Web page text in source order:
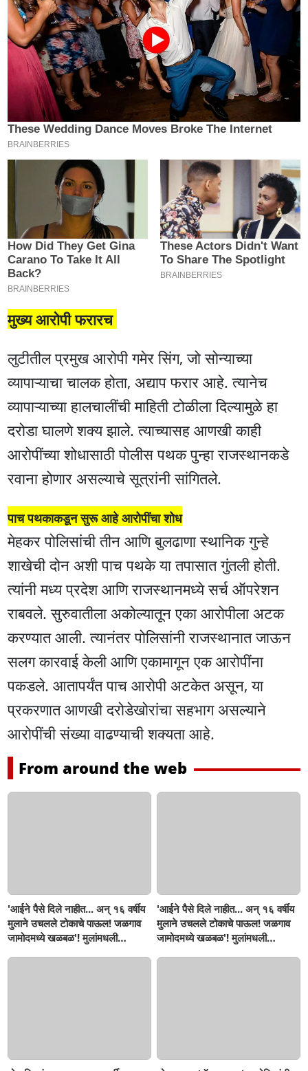
मुख्य आरोपी फरारच
लुटीतील प्रमुख आरोपी गमेर सिंग, जो सोन्याच्या
व्यापाऱ्याचा चालक होता, अद्याप फरार आहे. त्यानेच
व्यापाऱ्याच्या हालचालींची माहिती टोळीला दिल्यामुळे हा
दरोडा घालणे शक्य झाले. त्याच्यासह आणखी काही
आरोपींच्या शोधासाठी पोलीस पथक पुन्हा राजस्थानकडे
रवाना होणार असल्याचे सूत्रांनी सांगितले.
पाच पथकाकडून सुरू आहे आरोपींचा शोध
मेहकर पोलिसांची तीन आणि बुलढाणा स्थानिक गुन्हे
शाखेची दोन अशी पाच पथके या तपासात गुंतली होती.
त्यांनी मध्य प्रदेश आणि राजस्थानमध्ये सर्च ऑपरेशन
राबवले. सुरुवातीला अकोल्यातून एका आरोपीला अटक
करण्यात आली. त्यानंतर पोलिसांनी राजस्थानात जाऊन
सलग कारवाई केली आणि एकामागून एक आरोपींना
पकडले. आतापर्यंत पाच आरोपी अटकेत असून, या
प्रकरणात आणखी दरोडेखोरांचा सहभाग असल्याने
आरोपींची संख्या वाढण्याची शक्यता आहे.
From around the web
'आईने पैसे दिले नाहीत... अन् १६ वर्षीय
मुलाने उचलले टोकाचे पाऊल! जळगाव
जामोदमध्ये खळबळ'! मुलांमधली
'आईने पैसे दिले नाहीत... अन् १६ वर्षीय
मुलाने उचलले टोकाचे पाऊल! जळगाव
जामोदमध्ये खळबळ'! मुलांमधली